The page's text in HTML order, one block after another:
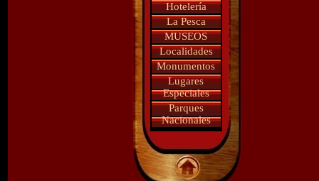
Hotelería
La Pesca
MUSEOS
Localidades
Monumentos
Lugares
Especiales
Parques
Nacionales